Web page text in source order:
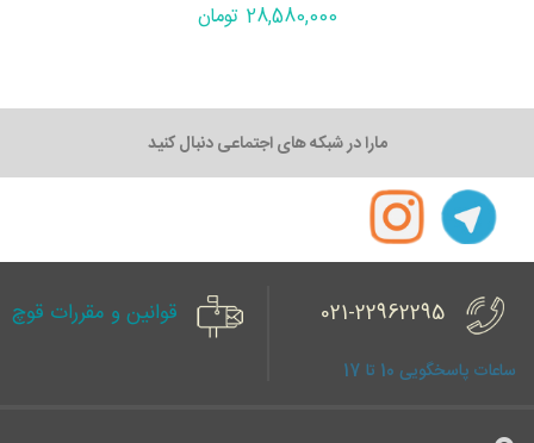
28,580,000 تومان
مارا در شبکه های اجتماعی دنبال کنید
021-22962295
ساعات پاسخگویی 10 تا 17
قوانین و مقررات قوچ